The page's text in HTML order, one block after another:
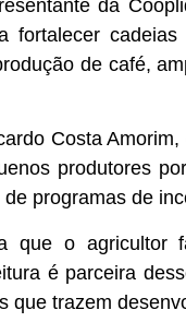
da
fortalecer
de café,
Costa
produtores
programas de
que o agricultor
é parceira
trazem